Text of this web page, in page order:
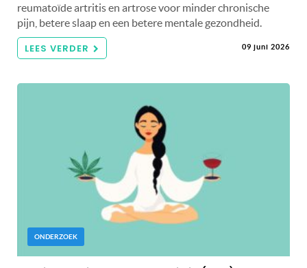
reumatoïde artritis en artrose voor minder chronische
pijn, betere slaap en een betere mentale gezondheid.
LEES VERDER 09 juni 2026
ONDERZOEK